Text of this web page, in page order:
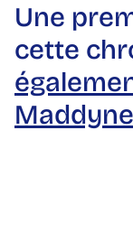
Une
cette